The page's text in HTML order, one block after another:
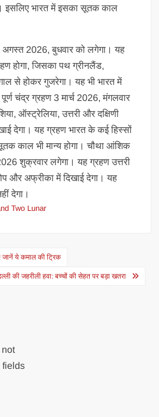
इसलिए भारत में इसका सूतक काल
अगस्त 2026, बुधवार को लगेगा। यह
होगा, जिसका पथ ग्रीनलैंड,
से होकर गुजरेगा। यह भी भारत में
पूर्ण चंद्र ग्रहण 3 मार्च 2026, मंगलवार
ऑस्ट्रेलिया, उत्तरी और दक्षिणी
देगा। यह ग्रहण भारत के कई हिस्सों
काल भी मान्य होगा। चौथा आंशिक
शुक्रवार लगेगा। यह ग्रहण उत्तरी
और अफ्रीका में दिखाई देगा। यह
देगा।
Two Lunar
जानें ये कमाल की ट्रिक
की जहरीली हवा: बच्चों की सेहत पर बड़ा खतरा
fields